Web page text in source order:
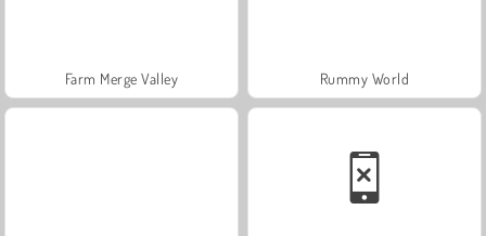
Farm Merge Valley Rummy World